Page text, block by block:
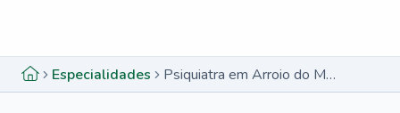
Especialidades Psiquiatra em Arroio do Meio - RS